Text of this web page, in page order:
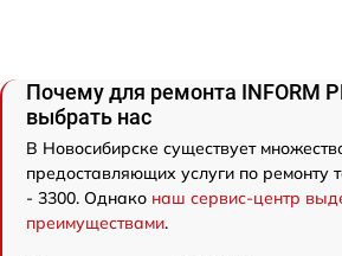
Почему для ремонта INFORM
выбрать нас
В Новосибирске существует
предоставляющих услуги по ремонту
- 3300. Однако наш сервис-центр
преимуществами.